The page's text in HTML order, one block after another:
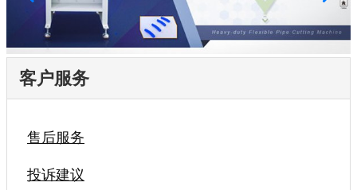
客户服务
售后服务
投诉建议